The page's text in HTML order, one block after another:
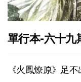
單行本-六十九
《火鳳燎原》足不